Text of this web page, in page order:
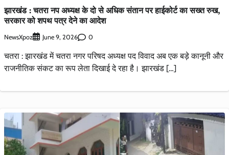
झारखंड : चतरा नप अध्यक्ष के दो से अधिक संतान पर हाईकोर्ट का सख्त रुख,
सरकार को शपथ पत्र देने का आदेश
NewsXpoz June 9, 2026 0
चतरा : झारखंड में चतरा नगर परिषद अध्यक्ष पद विवाद अब एक बड़े कानूनी और
राजनीतिक संकट का रूप लेता दिखाई दे रहा है। झारखंड […]